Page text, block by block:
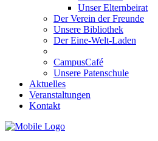
Unser Elternbeirat
Der Verein der Freunde
Unsere Bibliothek
Der Eine-Welt-Laden
CampusCafé
Unsere Patenschule
Aktuelles
Veranstaltungen
Kontakt